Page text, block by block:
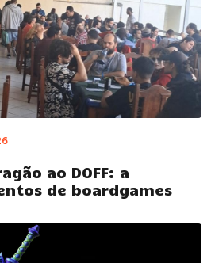
ao DOFF: a
de boardgames